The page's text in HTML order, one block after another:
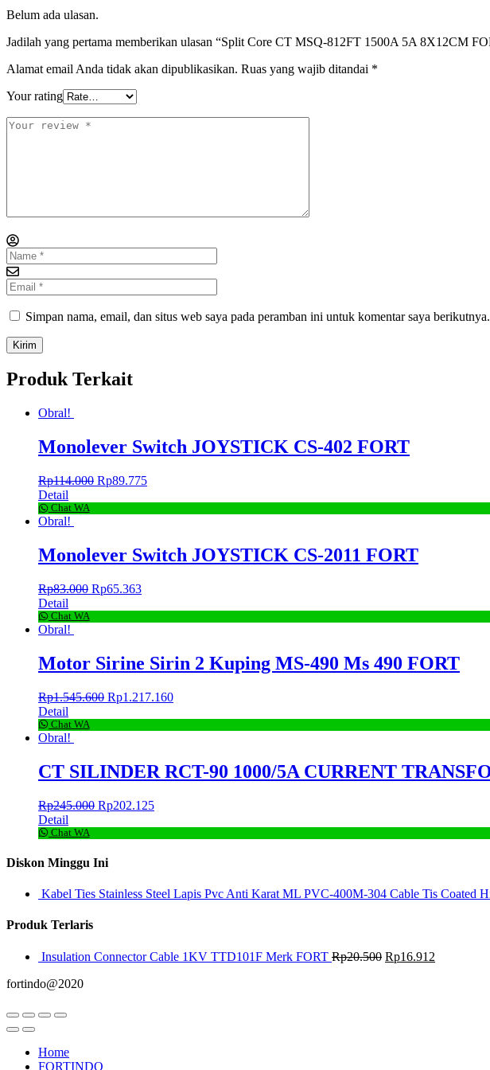
Belum ada ulasan.
Jadilah yang pertama memberikan ulasan “Split Core CT MSQ-812FT 1500A 5A 8X12CM
Alamat email Anda tidak akan dipublikasikan. Ruas yang wajib ditandai *
Your rating
Simpan nama, email, dan situs web saya pada peramban ini untuk komentar saya berikutnya.
Produk Terkait
Obral!
Monolever Switch JOYSTICK CS-402 FORT
Rp114.000 Rp89.775
Detail
Chat WA
Obral!
Monolever Switch JOYSTICK CS-2011 FORT
Rp83.000 Rp65.363
Detail
Chat WA
Obral!
Motor Sirine Sirin 2 Kuping MS-490 Ms 490 FORT
Rp1.545.600 Rp1.217.160
Detail
Chat WA
Obral!
CT SILINDER RCT-90 1000/5A CURRENT
Rp245.000 Rp202.125
Detail
Chat WA
Diskon Minggu Ini
Kabel Ties Stainless Steel Lapis Pvc Anti Karat ML PVC-400M-304 Cable Tis Coated
Produk Terlaris
Insulation Connector Cable 1KV TTD101F Merk FORT Rp20.500 Rp16.912
fortindo@2020
Home
FORTINDO